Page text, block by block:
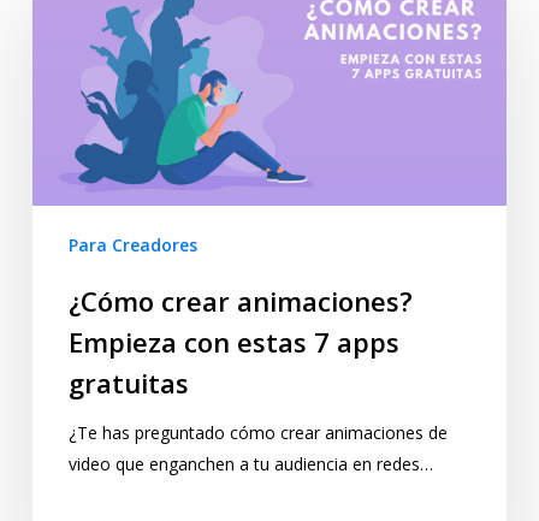
Para Creadores
¿Cómo crear animaciones?
Empieza con estas 7 apps
gratuitas
¿Te has preguntado cómo crear animaciones de
video que enganchen a tu audiencia en redes…